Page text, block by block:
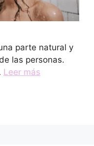
parte natural y
las personas.
Leer más